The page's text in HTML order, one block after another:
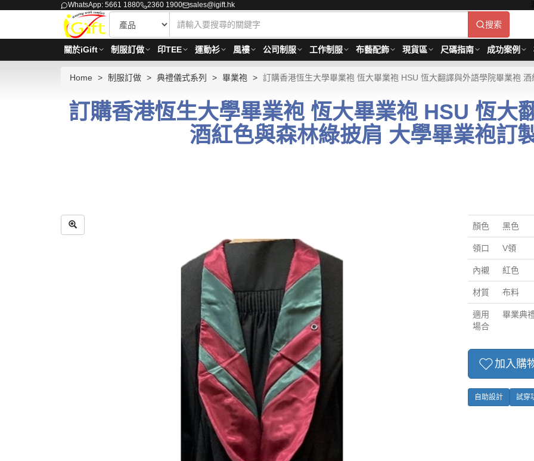
WhatsApp: 5661 1880 2360 1900 sales@igift.hk
搜索
關於iGift 制服訂做 印TEE 運動衫 風褸 公司制服 工作制服 布藝配飾 現貨區 尺碼指南 成功案例
Home 制服訂做 典禮儀式系列 畢業袍 訂購香港恆生大學畢業袍 恆大畢業袍 HSU 恆大翻譯與外語學院畢業袍
訂購香港恆生大學畢業袍 恆大畢業袍 HSU 恆大
酒紅色與森林綠披肩 大學畢業袍訂
顏色 黑色
領口 V領
內襯 紅色
材質 布料
適用
場合
畢業典
加入購
自助設計 試穿